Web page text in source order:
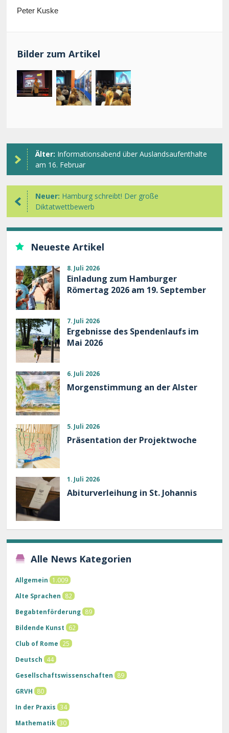
Peter Kuske
Bilder zum Artikel
Älter: Informationsabend über Auslandsaufenthalte
am 16. Februar
Neuer: Hamburg schreibt! Der große
Diktatwettbewerb
Neueste Artikel
8. Juli 2026
Einladung zum Hamburger
Römertag 2026 am 19. September
7. Juli 2026
Ergebnisse des Spendenlaufs im
Mai 2026
6. Juli 2026
Morgenstimmung an der Alster
5. Juli 2026
Präsentation der Projektwoche
1. Juli 2026
Abiturverleihung in St. Johannis
Alle News Kategorien
Allgemein
1.009
Alte Sprachen
82
Begabtenförderung 89
Bildende Kunst
62
Club of Rome
25
Deutsch
44
Gesellschaftswissenschaften
89
GRVH
80
In der Praxis 34
Mathematik 30